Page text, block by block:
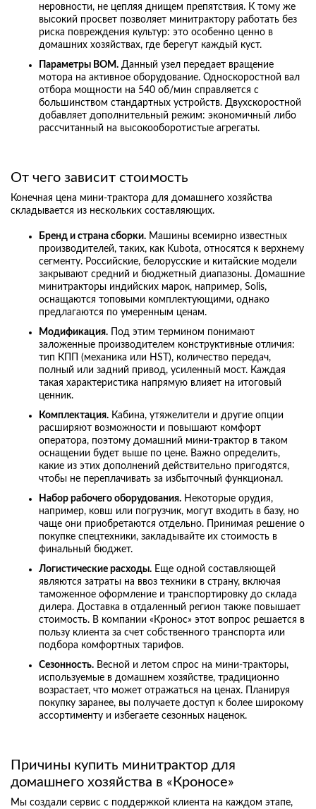
неровности, не цепляя днищем препятствия. К тому же
высокий просвет позволяет минитрактору работать без
риска повреждения культур: это особенно ценно в
домашних хозяйствах, где берегут каждый куст.
Параметры ВОМ. Данный узел передает вращение
мотора на активное оборудование. Односкоростной вал
отбора мощности на 540 об/мин справляется с
большинством стандартных устройств. Двухскоростной
добавляет дополнительный режим: экономичный либо
рассчитанный на высокооборотистые агрегаты.
От чего зависит стоимость
Конечная цена мини-трактора для домашнего хозяйства
складывается из нескольких составляющих.
Бренд и страна сборки. Машины всемирно известных
производителей, таких, как Kubota, относятся к верхнему
сегменту. Российские, белорусские и китайские модели
закрывают средний и бюджетный диапазоны. Домашние
минитракторы индийских марок, например, Solis,
оснащаются топовыми комплектующими, однако
предлагаются по умеренным ценам.
Модификация. Под этим термином понимают
заложенные производителем конструктивные отличия:
тип КПП (механика или HST), количество передач,
полный или задний привод, усиленный мост. Каждая
такая характеристика напрямую влияет на итоговый
ценник.
Комплектация. Кабина, утяжелители и другие опции
расширяют возможности и повышают комфорт
оператора, поэтому домашний мини-трактор в таком
оснащении будет выше по цене. Важно определить,
какие из этих дополнений действительно пригодятся,
чтобы не переплачивать за избыточный функционал.
Набор рабочего оборудования. Некоторые орудия,
например, ковш или погрузчик, могут входить в базу, но
чаще они приобретаются отдельно. Принимая решение о
покупке спецтехники, закладывайте их стоимость в
финальный бюджет.
Логистические расходы. Еще одной составляющей
являются затраты на ввоз техники в страну, включая
таможенное оформление и транспортировку до склада
дилера. Доставка в отдаленный регион также повышает
стоимость. В компании «Кронос» этот вопрос решается в
пользу клиента за счет собственного транспорта или
подбора комфортных тарифов.
Сезонность. Весной и летом спрос на мини-тракторы,
используемые в домашнем хозяйстве, традиционно
возрастает, что может отражаться на ценах. Планируя
покупку заранее, вы получаете доступ к более широкому
ассортименту и избегаете сезонных наценок.
Причины купить минитрактор для
домашнего хозяйства в «Кроносе»
Мы создали сервис с поддержкой клиента на каждом этапе,